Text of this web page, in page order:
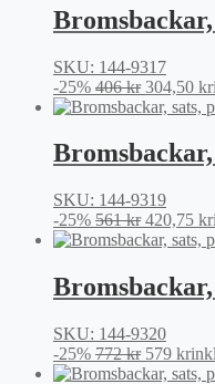
var:
655 kr.
SKU: 144-9317
-25% 406kr Det
var:
406 kr.
304,50 kr
SKU: 144-9319
-25% 561kr Det
var:
561 kr.
420,75 kr
SKU: 144-9320
-25% 772kr Det
579 krDet